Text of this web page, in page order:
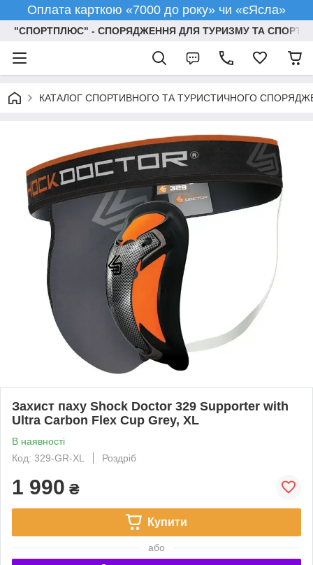
Оплата карткою «7000 до року» чи «єЯсла»
"СПОРТПЛЮС" - СПОРЯДЖЕННЯ ДЛЯ ТУРИЗМУ ТА СПОРТУ
КАТАЛОГ СПОРТИВНОГО ТА ТУРИСТИЧНОГО
Захист паху Shock Doctor 329 Supporter with
Ultra Carbon Flex Cup Grey, XL
В наявності
Код: 329-GR-XL
Роздріб
1 990 ₴
Купити
або